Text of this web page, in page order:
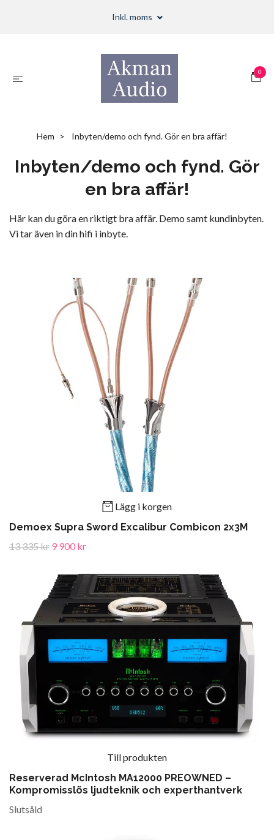
Inkl. moms
0
Hem Inbyten/demo och fynd. Gör en bra affär!
Inbyten/demo och fynd. Gör
en bra affär!
Här kan du göra en riktigt bra affär. Demo samt kundinbyten.
Vi tar även in din hifi i inbyte.
Lägg i korgen
Demoex Supra Sword Excalibur Combicon 2x3M
13 335 kr 9 900 kr
Till produkten
Reserverad McIntosh MA12000 PREOWNED –
Kompromisslös ljudteknik och experthantverk
Slutsåld